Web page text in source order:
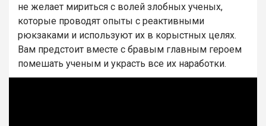
не желает мириться с волей злобных ученых,
которые проводят опыты с реактивными
рюкзаками и используют их в корыстных целях.
Вам предстоит вместе с бравым главным героем
помешать ученым и украсть все их наработки.